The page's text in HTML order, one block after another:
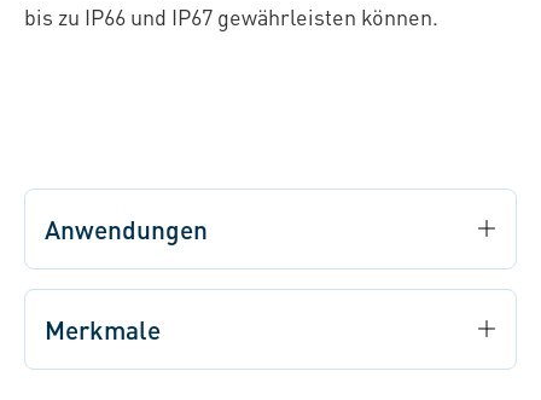
bis zu IP66 und IP67 gewährleisten können.
Anwendungen
Merkmale